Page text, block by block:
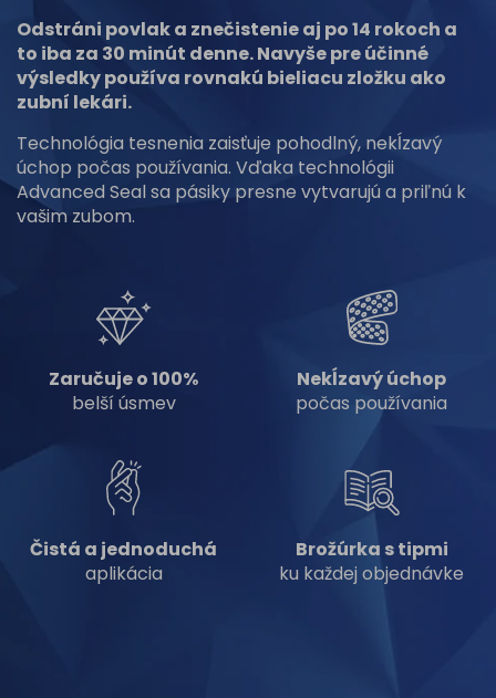
Odstráni povlak a znečistenie aj po 14 rokoch a
to iba za 30 minút denne. Navyše pre účinné
výsledky používa rovnakú bieliacu zložku ako
zubní lekári.
Technológia tesnenia zaisťuje pohodlný, nekĺzavý
úchop počas používania. Vďaka technológii
Advanced Seal sa pásiky presne vytvarujú a priľnú k
vašim zubom.
Zaručuje o 100%
belší úsmev
Nekĺzavý úchop
počas používania
Čistá a jednoduchá
aplikácia
Brožúrka s tipmi
ku každej objednávke